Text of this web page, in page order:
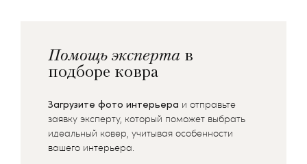
Помощь эксперта в
подборе ковра
Загрузите фото интерьера и отправьте
заявку эксперту, который поможет выбрать
идеальный ковер, учитывая особенности
вашего интерьера.